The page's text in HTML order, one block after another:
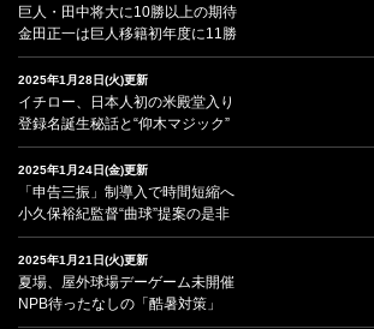
巨人・田中将大に10勝以上の期待
金田正一は巨人移籍初年度に11勝
2025年1月28日(火)更新
イチロー、日本人初の米殿堂入り
登録名誕生秘話と“仰木マジック”
2025年1月24日(金)更新
「申告三振」制導入で時間短縮へ
小久保裕紀監督“曲球”提案の是非
2025年1月21日(火)更新
夏場、屋外球場デーゲーム未開催
NPB待ったなしの「酷暑対策」